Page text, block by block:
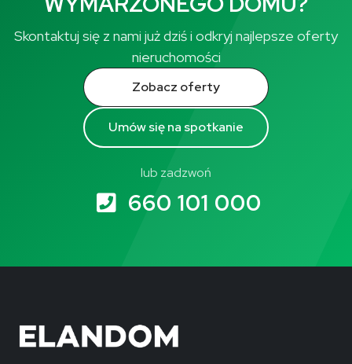
Skontaktuj się z nami już dziś i odkryj najlepsze oferty
nieruchomości
Zobacz oferty
Umów się na spotkanie
lub zadzwoń
660 101 000